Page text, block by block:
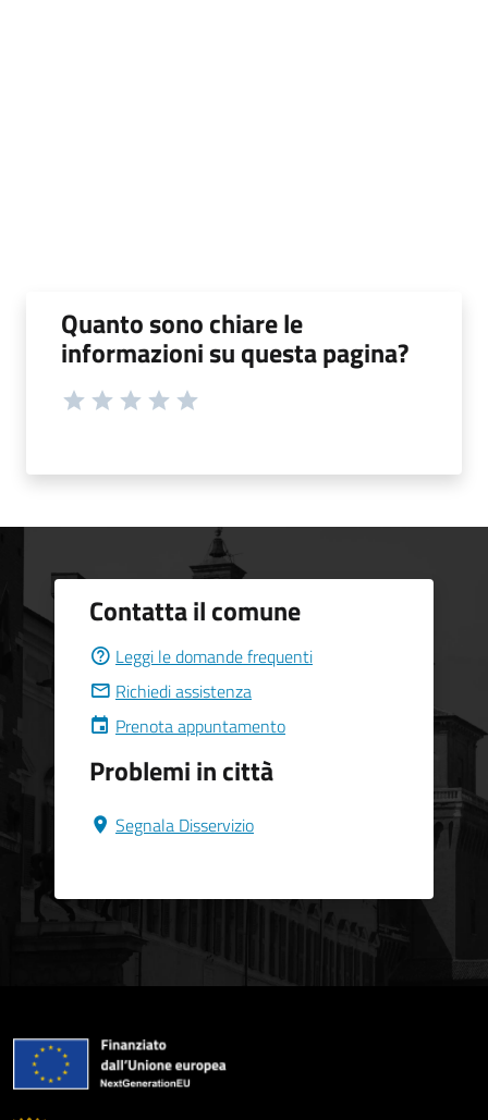
Quanto sono chiare le
informazioni su questa pagina?
Contatta il comune
Leggi le domande frequenti
Richiedi assistenza
Prenota appuntamento
Problemi in città
Segnala Disservizio